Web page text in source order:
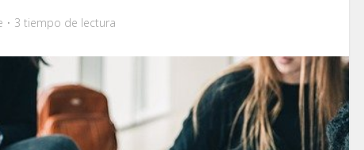
3 tiempo de lectura